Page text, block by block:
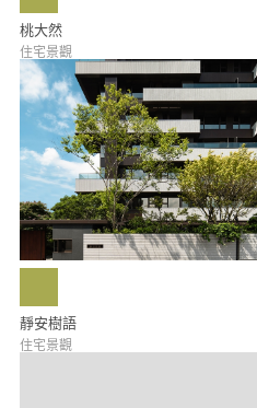
桃大然
住宅景觀
靜安樹語
住宅景觀